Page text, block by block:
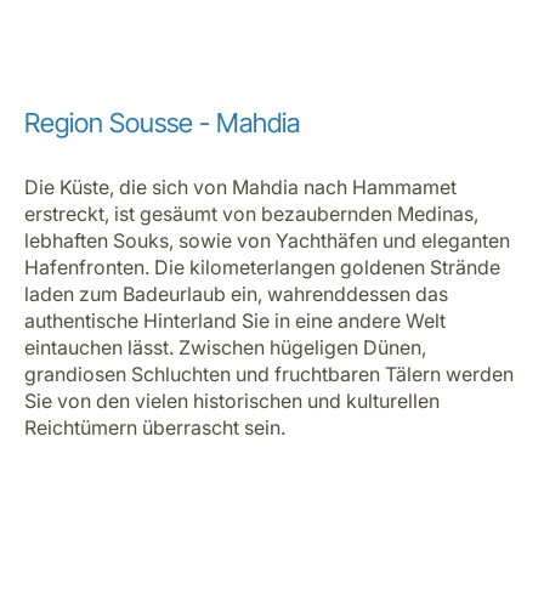
Region Sousse - Mahdia
Die Küste, die sich von Mahdia nach Hammamet
erstreckt, ist gesäumt von bezaubernden Medinas,
lebhaften Souks, sowie von Yachthäfen und eleganten
Hafenfronten. Die kilometerlangen goldenen Strände
laden zum Badeurlaub ein, wahrenddessen das
authentische Hinterland Sie in eine andere Welt
eintauchen lässt. Zwischen hügeligen Dünen,
grandiosen Schluchten und fruchtbaren Tälern werden
Sie von den vielen historischen und kulturellen
Reichtümern überrascht sein.